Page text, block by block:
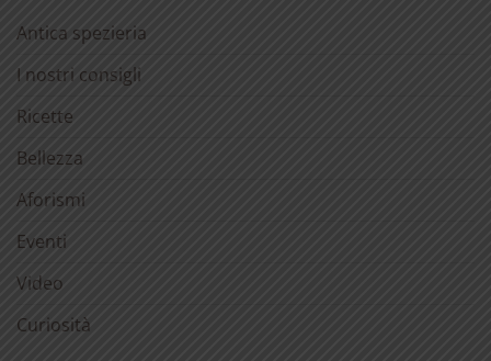
Antica spezieria
I nostri consigli
Ricette
Bellezza
Aforismi
Eventi
Video
Curiosità